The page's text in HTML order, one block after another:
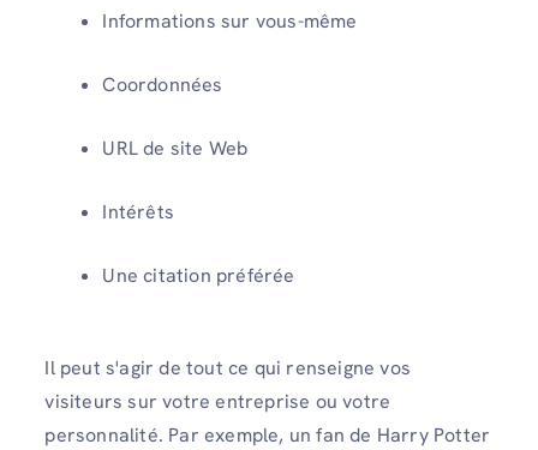
Informations sur vous-même
Coordonnées
URL de site Web
Intérêts
Une citation préférée
Il peut s'agir de tout ce qui renseigne vos
visiteurs sur votre entreprise ou votre
personnalité. Par exemple, un fan de Harry Potter